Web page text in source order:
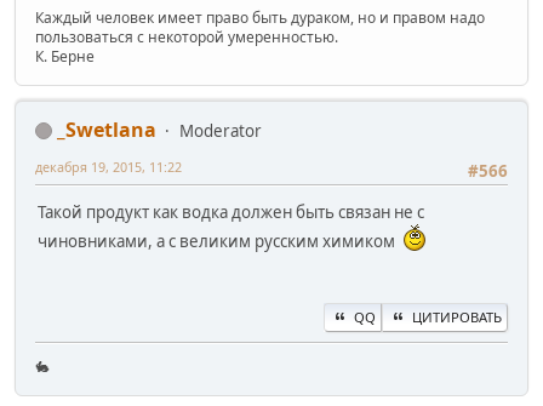
Каждый человек имеет право быть дураком, но и правом надо
пользоваться с некоторой умеренностью.
К. Берне
_Swetlana
Moderator
#566
декабря 19, 2015, 11:22
Такой продукт как водка должен быть связан не с
чиновниками, а с великим русским химиком
QQ ЦИТИРОВАТЬ
🐇